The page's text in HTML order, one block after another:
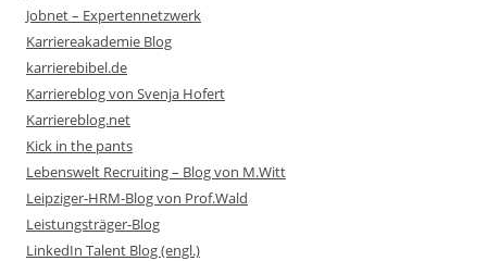
Jobnet – Expertennetzwerk
Karriereakademie Blog
karrierebibel.de
Karriereblog von Svenja Hofert
Karriereblog.net
Kick in the pants
Lebenswelt Recruiting – Blog von M.Witt
Leipziger-HRM-Blog von Prof.Wald
Leistungsträger-Blog
LinkedIn Talent Blog (engl.)